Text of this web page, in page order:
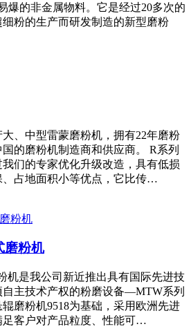
爆的非金属物料。它是经过20多次的
粉的生产而研发制造的新型磨粉
、中型雷蒙磨粉机，拥有22年磨粉
的磨粉机制造商和供应商。 R系列
们的专家优化升级改造，具有低损
、占地面积小等优点，它比传…
磨粉机
机是我公司新近推出具有国际先进技
主技术产权的粉磨设备—MTW系列
磨粉机9518为基础，采用欧洲先进
足客户对产品粒度、性能可…